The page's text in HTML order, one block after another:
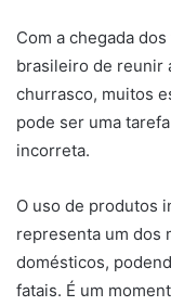
Com a chegada
brasileiro de reunir
churrasco, muitos
pode ser uma
incorreta.
O uso de produtos
representa um dos
domésticos,
fatais. É um